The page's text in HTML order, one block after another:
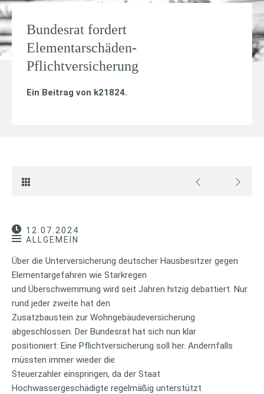
Bundesrat fordert
Elementarschäden-
Pflichtversicherung
Ein Beitrag von k21824.
12.07.2024
ALLGEMEIN
Über die Unterversicherung deutscher Hausbesitzer gegen
Elementargefahren wie Starkregen
und Überschwemmung wird seit Jahren hitzig debattiert. Nur
rund jeder zweite hat den
Zusatzbaustein zur Wohngebäudeversicherung
abgeschlossen. Der Bundesrat hat sich nun klar
positioniert: Eine Pflichtversicherung soll her. Andernfalls
müssten immer wieder die
Steuerzahler einspringen, da der Staat
Hochwassergeschädigte regelmäßig unterstützt